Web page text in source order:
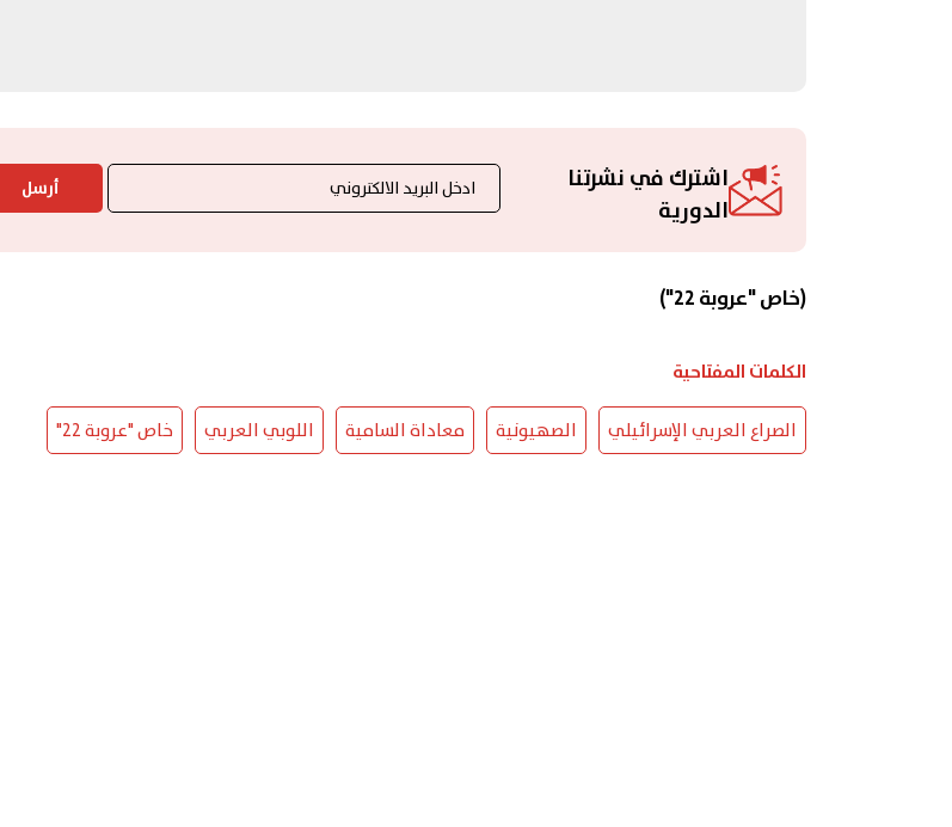
اشترك في نشرتنا
الدورية
أرسل
(خاص "عروبة 22")
الكلمات المفتاحية
الصراع العربي الإسرائيلي الصهيونية معاداة السامية اللوبي العربي خاص "عروبة 22"